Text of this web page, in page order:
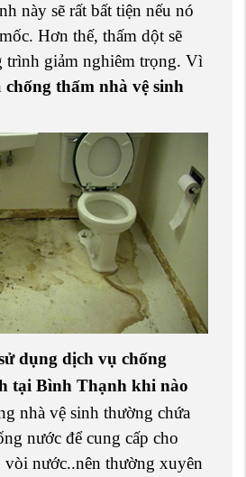
này sẽ rất bất tiện nếu nó
Hơn thế, thấm dột sẽ
trình giảm nghiêm trọng. Vì
chống thấm nhà vệ sinh
dụng dịch vụ chống
tại Bình Thạnh khi nào
nhà vệ sinh thường chứa
nước để cung cấp cho
vòi nước..nên thường xuyên